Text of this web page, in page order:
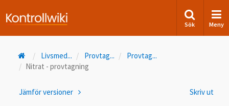
Sök Meny
Livsmed... Provtag... Provtag...
Nitrat - provtagning
Skriv ut
Jämför versioner